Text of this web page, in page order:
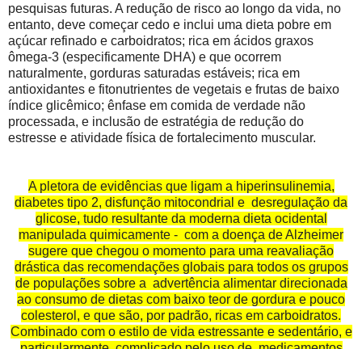
pesquisas futuras. A redução de risco ao longo da vida, no
entanto, deve começar cedo e inclui uma dieta pobre em
açúcar refinado e carboidratos; rica em ácidos graxos
ômega-3 (especificamente DHA) e que ocorrem
naturalmente, gorduras saturadas estáveis; rica em
antioxidantes e fitonutrientes de vegetais e frutas de baixo
índice glicêmico; ênfase em comida de verdade não
processada, e inclusão de estratégia de redução do
estresse e atividade física de fortalecimento muscular.
A pletora de evidências que ligam a hiperinsulinemia,
diabetes tipo 2, disfunção mitocondrial e desregulação da
glicose, tudo resultante da moderna dieta ocidental
manipulada quimicamente - com a doença de Alzheimer
sugere que chegou o momento para uma reavaliação
drástica das recomendações globais para todos os grupos
de populações sobre a advertência alimentar direcionada
ao consumo de dietas com baixo teor de gordura e pouco
colesterol, e que são, por padrão, ricas em carboidratos.
Combinado com o estilo de vida estressante e sedentário, e